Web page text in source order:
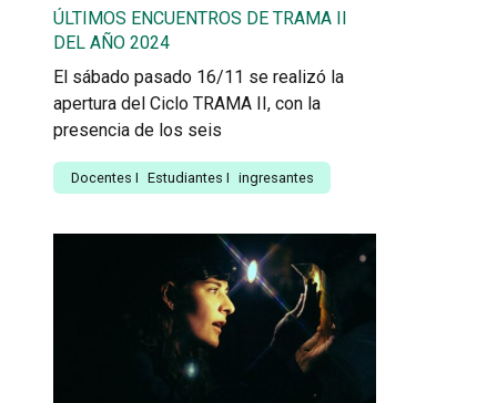
ÚLTIMOS ENCUENTROS DE TRAMA II
DEL AÑO 2024
El sábado pasado 16/11 se realizó la
apertura del Ciclo TRAMA II, con la
presencia de los seis
Docentes I Estudiantes I ingresantes